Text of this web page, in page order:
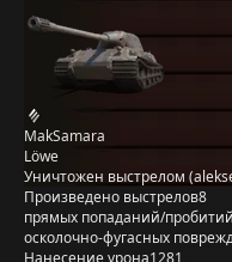
MakSamara
Löwe
Уничтожен выстрелом
Произведено выстрелов8
прямых попаданий/пробитий
осколочно-фугасных
Нанесение урона1281